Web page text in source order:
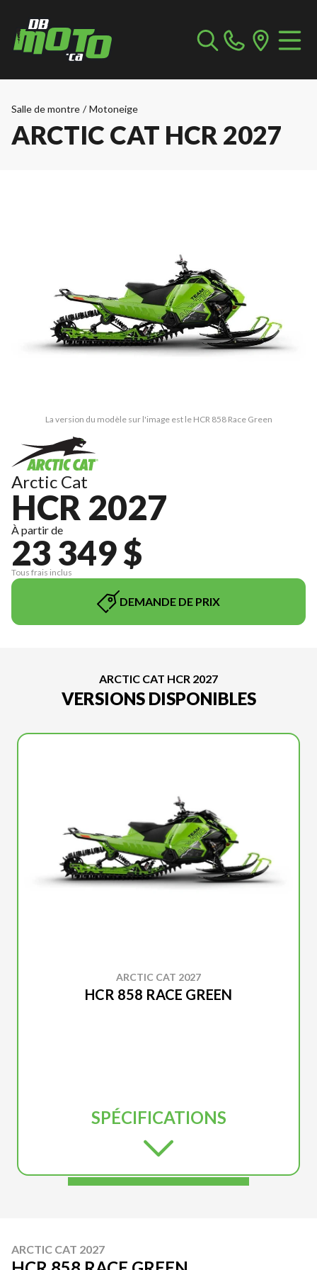
Salle de montre / Motoneige
ARCTIC CAT HCR 2027
La version du modèle sur l'image est le HCR 858 Race Green
Arctic Cat
HCR 2027
À partir de
23 349 $
Tous frais inclus
DEMANDE DE PRIX
ARCTIC CAT HCR 2027
VERSIONS DISPONIBLES
ARCTIC CAT 2027
HCR 858 RACE GREEN
SPÉCIFICATIONS
ARCTIC CAT 2027